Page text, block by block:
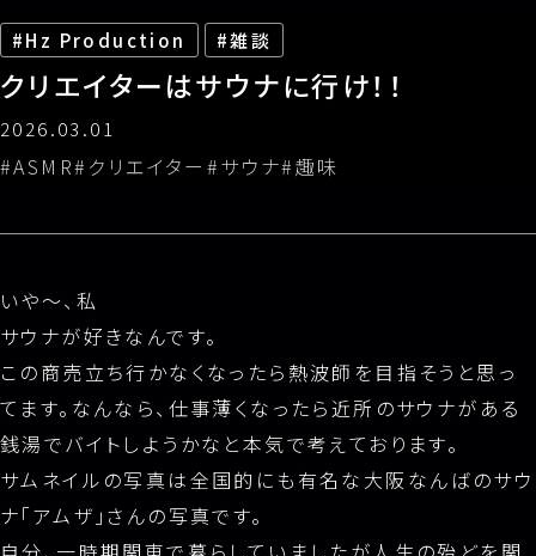
料金表
Hz Production 雑談
クリエイターはサウナに行け！！
2026.03.01
ASMR クリエイター サウナ 趣味
いや〜、私
サウナが好きなんです。
この商売立ち行かなくなったら熱波師を目指そうと思っ
てます。なんなら、仕事薄くなったら近所のサウナがある
銭湯でバイトしようかなと本気で考えております。
サムネイルの写真は全国的にも有名な大阪なんばのサウ
ナ「アムザ」さんの写真です。